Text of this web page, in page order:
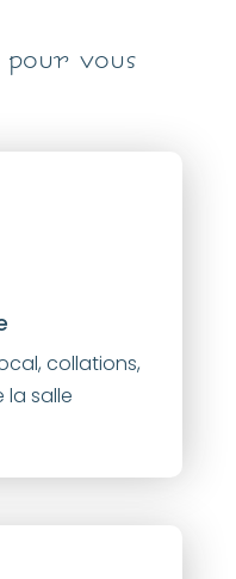
vous
collations,
salle